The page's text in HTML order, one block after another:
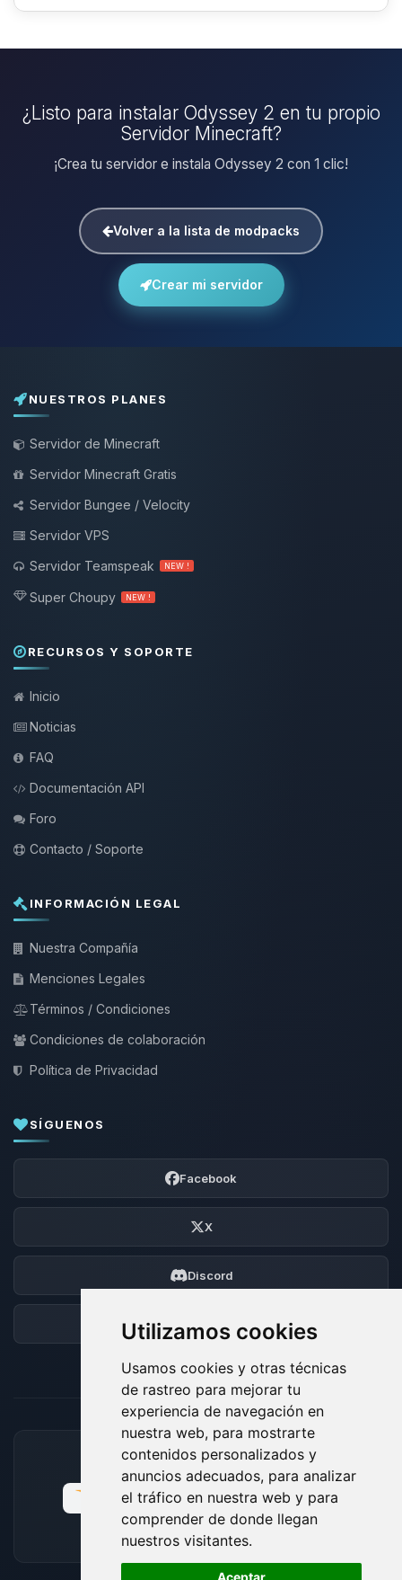
Utilizamos cookies
Usamos cookies y otras técnicas
de rastreo para mejorar tu
experiencia de navegación en
nuestra web, para mostrarte
contenidos personalizados y
anuncios adecuados, para analizar
el tráfico en nuestra web y para
comprender de donde llegan
nuestros visitantes.
Aceptar
¿Listo para instalar Odyssey 2 en tu propio
Servidor Minecraft?
¡Crea tu servidor e instala Odyssey 2 con 1 clic!
Volver a la lista de modpacks
Crear mi servidor
NUESTROS PLANES
Servidor de Minecraft
Servidor Minecraft Gratis
Servidor Bungee / Velocity
Servidor VPS
Servidor Teamspeak
NEW !
Super Choupy NEW !
RECURSOS Y SOPORTE
Inicio
Noticias
FAQ
Documentación API
Foro
Contacto / Soporte
INFORMACIÓN LEGAL
Nuestra Compañía
Menciones Legales
Términos / Condiciones
Condiciones de colaboración
Política de Privacidad
SÍGUENOS
Facebook
X
Discord
Foro
MÉTODOS DE PAGO ACEPTADOS
🍪